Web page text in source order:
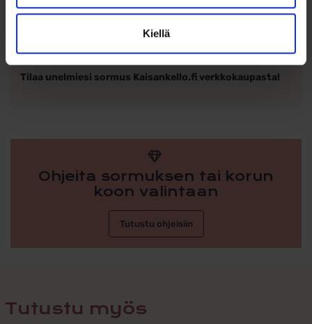
Kiellä
Tyylikäs ja moderni muotoilu
Yli 70 vuoden kokemus
Tilaa unelmiesi sormus Kaisankello.fi verkkokaupasta!
Ohjeita sormuksen tai korun
koon valintaan
Tutustu ohjeisiin
Tutustu myös